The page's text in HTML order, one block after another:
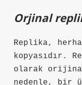
Orjinal
Replika,
kopyasıdır.
olarak
nedenle, bir